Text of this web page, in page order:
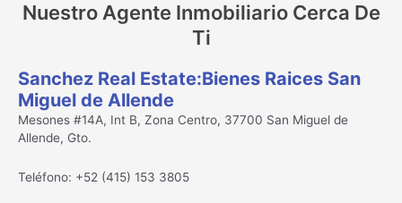
Nuestro Agente Inmobiliario Cerca De
Ti
Sanchez Real Estate:Bienes Raices San
Miguel de Allende
Mesones #14A, Int B, Zona Centro, 37700 San Miguel de
Allende, Gto.
Teléfono: +52 (415) 153 3805